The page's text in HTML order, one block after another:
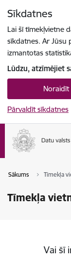
Sīkdatnes
Lai šī tīmekļvietne
sīkdatnes. Ar Jūsu
izmantotas
Lūdzu, atzīmējiet
Noraidīt
Pārvaldīt sīkdatnes
Sākums Tīmekļa
Tīmekļa
Vai šī